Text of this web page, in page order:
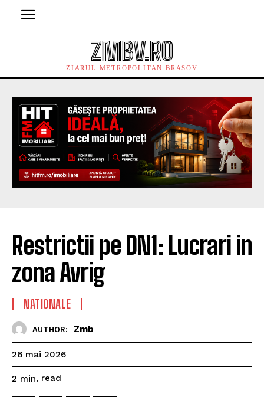
ZMBV.RO
ZIARUL METROPOLITAN BRASOV
Restrictii pe DN1: Lucrari in
zona Avrig
NATIONALE
AUTHOR: Zmb
26 mai 2026
2 min. read